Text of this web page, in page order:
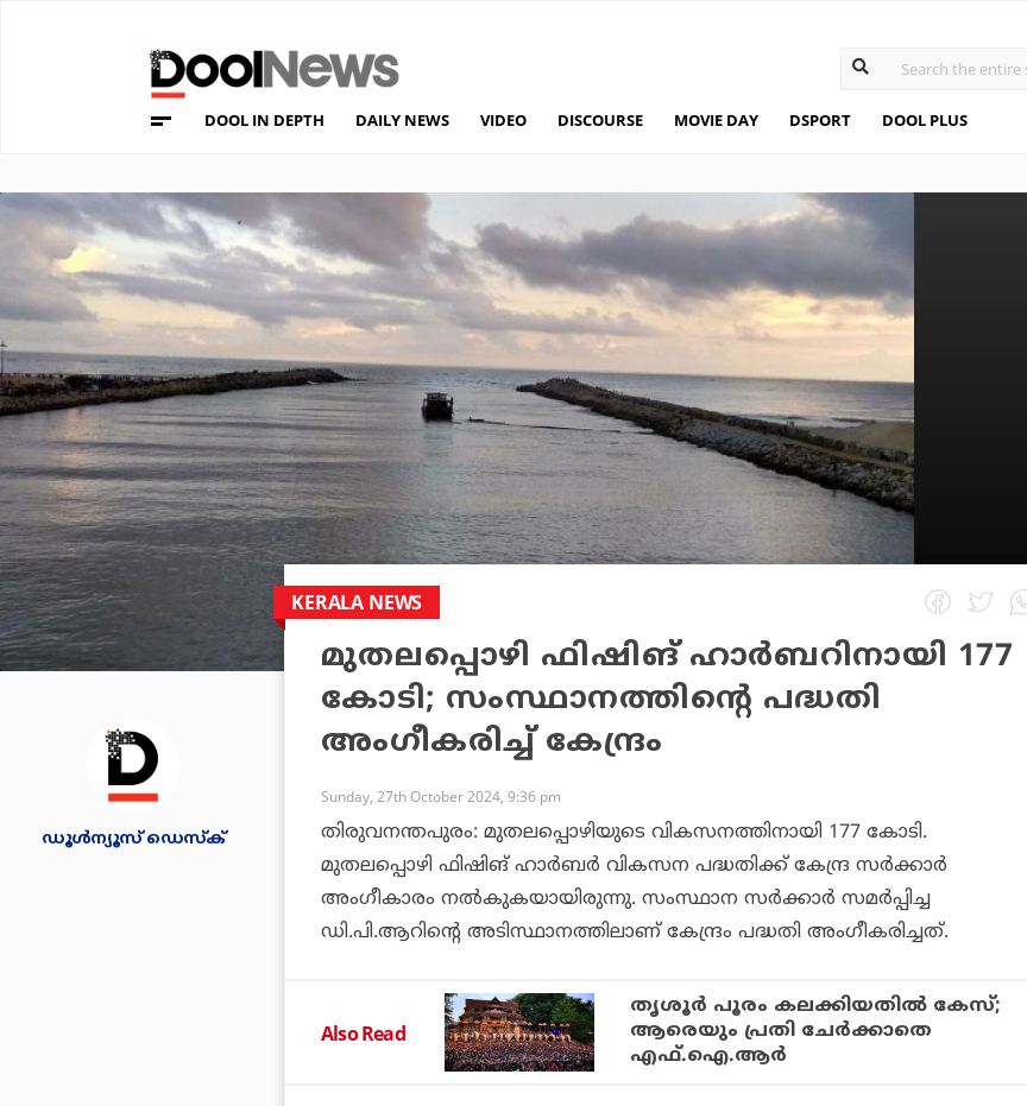
DOOL IN DEPTH DAILY NEWS VIDEO DISCOURSE MOVIE DAY DSPORT DOOL PLUS
ഡൂള്‍ന്യൂസ് ഡെസ്‌ക്
KERALA NEWS
മുതലപ്പൊഴി ഫിഷിങ് ഹാര്‍ബറിനായി 177
കോടി; സംസ്ഥാനത്തിന്റെ പദ്ധതി
അംഗീകരിച്ച് കേന്ദ്രം
Sunday, 27th October 2024, 9:36 pm
തിരുവനന്തപുരം: മുതലപ്പൊഴിയുടെ വികസനത്തിനായി 177 കോടി.
മുതലപ്പൊഴി ഫിഷിങ് ഹാര്‍ബര്‍ വികസന പദ്ധതിക്ക് കേന്ദ്ര സര്‍ക്കാര്‍
അംഗീകാരം നല്‍കുകയായിരുന്നു. സംസ്ഥാന സര്‍ക്കാര്‍ സമര്‍പ്പിച്ച
ഡി.പി.ആറിന്റെ അടിസ്ഥാനത്തിലാണ് കേന്ദ്രം പദ്ധതി അംഗീകരിച്ചത്.
Also Read
തൃശൂര്‍ പൂരം കലക്കിയതില്‍ കേസ്;
ആരെയും പ്രതി ചേര്‍ക്കാതെ
എഫ്.ഐ.ആര്‍